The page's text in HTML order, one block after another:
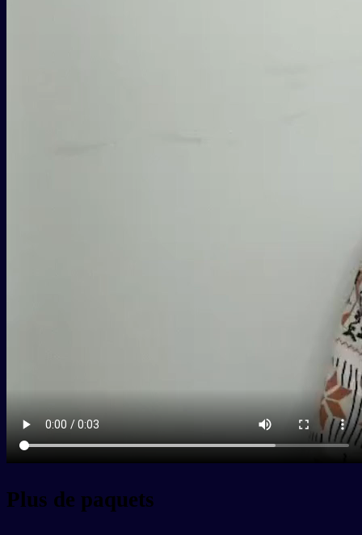
Plus de paquets